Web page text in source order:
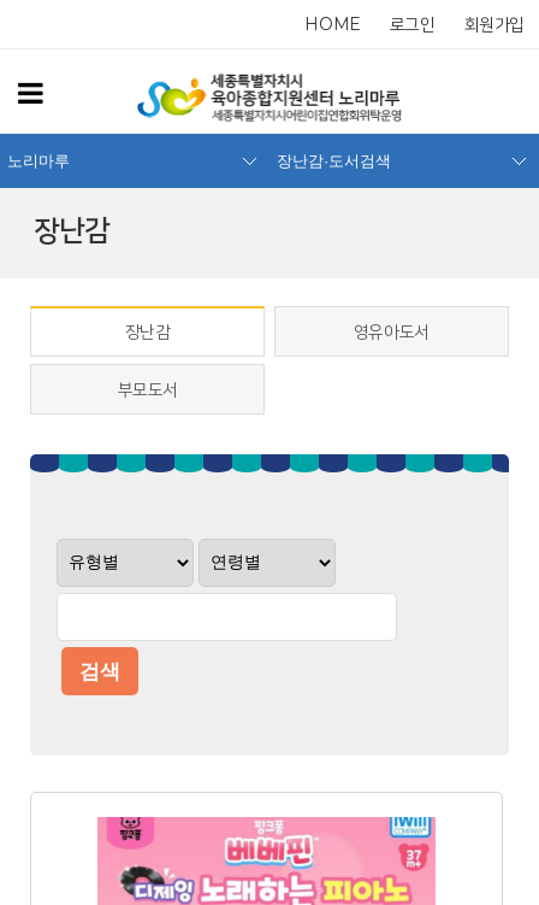
HOME 로그인 회원가입
장난감
노리마루 장난감·도서검색
장난감 영유아도서
부모도서